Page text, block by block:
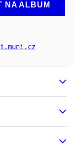
NA ALBUM
.muni.cz